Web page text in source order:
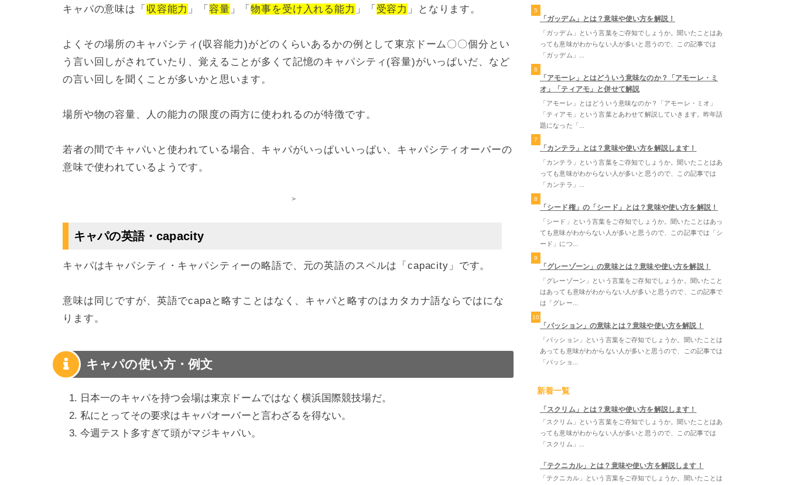
キャパの意味は「 収容能力 」「 容量 」「物事を受け入れる能力 」「 受容力 」となります。
よくその場所のキャパシティ(収容能力)がどのくらいあるかの例として東京ドーム〇〇個分とい
う言い回しがされていたり、覚えることが多くて記憶のキャパシティ(容量)がいっぱいだ、など
の言い回しを聞くことが多いかと思います。
場所や物の容量、人の能力の限度の両方に使われるのが特徴です。
若者の間でキャパいと使われている場合、キャパがいっぱいいっぱい、キャパシティオーバーの
意味で使われているようです。
>
キャパの英語・capacity
キャパはキャパシティ・キャパシティーの略語で、元の英語のスペルは「capacity」です。
意味は同じですが、英語でcapaと略すことはなく、キャパと略すのはカタカナ語ならではにな
ります。
キャパの使い方・例文
日本一のキャパを持つ会場は東京ドームではなく横浜国際競技場だ。
私にとってその要求はキャパオーバーと言わざるを得ない。
今週テスト多すぎて頭がマジキャパい。
5
「ガッデム」とは？意味や使い方を解説！
「ガッデム」という言葉をご存知でしょうか。聞いたことはあ
っても意味がわからない人が多いと思うので、この記事では
「ガッデム」...
6
「アモーレ」とはどういう意味なのか？「アモーレ・ミ
オ」「ティアモ」と併せて解説
「アモーレ」とはどういう意味なのか？「アモーレ・ミオ」
「ティアモ」という言葉とあわせて解説していきます。昨年話
題になった「...
7
「カンテラ」とは？意味や使い方を解説します！
「カンテラ」という言葉をご存知でしょうか。聞いたことはあ
っても意味がわからない人が多いと思うので、この記事では
「カンテラ」...
8
「シード権」の「シード」とは？意味や使い方を解説！
「シード」という言葉をご存知でしょうか。聞いたことはあっ
ても意味がわからない人が多いと思うので、この記事では「シ
ード」につ...
9
「グレーゾーン」の意味とは？意味や使い方を解説！
「グレーゾーン」という言葉をご存知でしょうか。聞いたこと
はあっても意味がわからない人が多いと思うので、この記事で
は「グレー...
10
「パッション」の意味とは？意味や使い方を解説！
「パッション」という言葉をご存知でしょうか。聞いたことは
あっても意味がわからない人が多いと思うので、この記事では
「パッショ...
新着一覧
「スクリム」とは？意味や使い方を解説します！
「スクリム」という言葉をご存知でしょうか。聞いたことはあ
っても意味がわからない人が多いと思うので、この記事では
「スクリム」...
「テクニカル」とは？意味や使い方を解説します！
「テクニカル」という言葉をご存知でしょうか。聞いたことは